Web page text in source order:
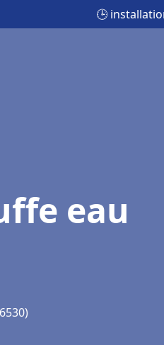
🕒
eau